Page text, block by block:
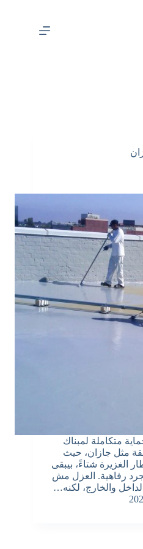
متكاملة لمبناك
مثل جازان، حيث
الغزيرة شتاءً، بيبقى
رفاهية. العزل مش
والخارج، لكنه…